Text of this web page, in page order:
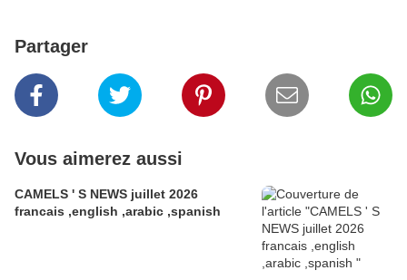
Partager
Vous aimerez aussi
CAMELS ' S NEWS juillet 2026
francais ,english ,arabic ,spanish